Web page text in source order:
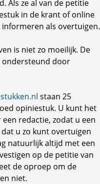
Als ze al van de petitie
in de krant of online
als overtuigen.
is niet zo moeilijk. De
ondersteund door
staan 25
opiniestuk. U kunt het
redactie, zodat u een
u zo kunt overtuigen
natuurlijk altijd met een
op de petitie van
de oproep om de
niet.